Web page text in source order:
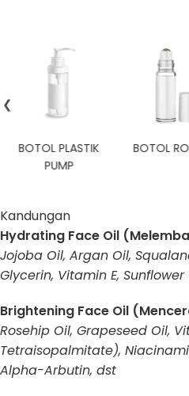
BOTOL ROLL-ON TRAVEL
❮
Kandungan
Hydrating Face Oil
Jojoba Oil, Argan Oil,
Glycerin, Vitamin E, Sunflower
Brightening Face Oil
Rosehip Oil, Grapeseed Oil,
Tetraisopalmitate),
Alpha-Arbutin, dst